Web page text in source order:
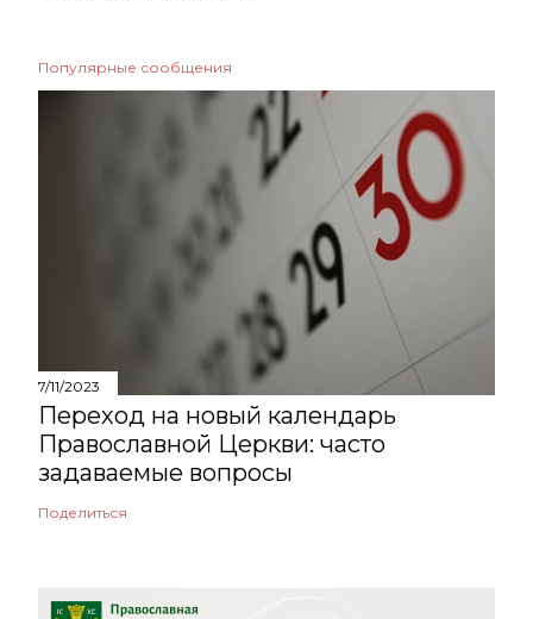
Популярные сообщения
7/11/2023
Переход на новый календарь
Православной Церкви: часто
задаваемые вопросы
Поделиться